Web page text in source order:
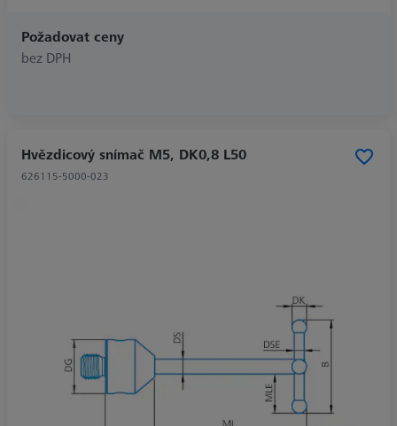
Požadovat ceny
bez DPH
Hvězdicový snímač M5, DK0,8 L50
626115-5000-023